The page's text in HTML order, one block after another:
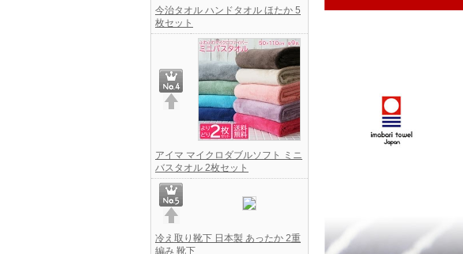
今治タオル ハンドタオル ほたか 5
枚セット
アイマ マイクロダブルソフト ミニ
バスタオル 2枚セット
冷え取り靴下 日本製 あったか 2重
編み 靴下